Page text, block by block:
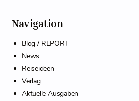
Navigation
Blog / REPORT
News
Reiseideen
Verlag
Aktuelle Ausgaben